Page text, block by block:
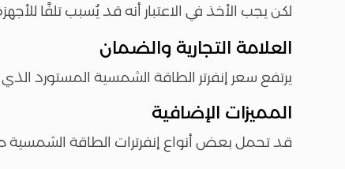
لكن يجب الأخذ في الاعتبار أنه قد يُسبب تلفًا
العلامة التجارية والضمان
يرتفع سعر إنفرتر الطاقة الشمسية المستورد الذي يتيح ضمانًا يبلغ نحو 10-
المميزات الإضافية
قد تحمل بعض أنواع إنفرترات الطاقة الشمسية